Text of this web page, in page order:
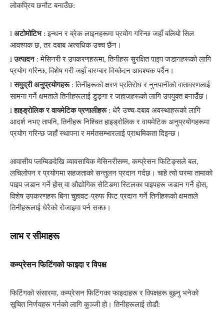
लोकप्रिय छनौट बनाउँछ:
l अटोमोटिभ : इन्धन र ब्रेक लाइनहरूमा प्रयोग गरिन्छ जहाँ बलियो सिल
आवश्यक छ, तर दबाब अत्यधिक उच्च छैन।
lउत्पादन : मेसिनरी र उपकरणहरूमा, तिनीहरू सुरक्षित पाइप जडानहरूको लागि
प्रयोग गरिन्छ, विशेष गरी जहाँ बारम्बार विच्छेदन आवश्यक पर्दैन।
lसमुद्री अनुप्रयोगहरू : तिनीहरूको क्षरण प्रतिरोध र नुनपानीको वातावरणलाई
सामना गर्ने क्षमताले तिनीहरूलाई डुङ्गा र जहाजहरूको लागि उपयुक्त बनाउँछ।
lहाइड्रोलिक र वायमेटिक प्रणालीहरू : धेरै उच्च-दबाव अवस्थाहरूको लागि
आदर्श नभए तापनि, तिनीहरू निश्चित हाइड्रोलिक र वायमेटिक अनुप्रयोगहरूमा
प्रयोग गरिन्छ जहाँ स्थापना र मर्मतसम्भारलाई प्राथमिकता दिइन्छ।
आवासीय प्लम्बिङदेखि व्यावसायिक मेसिनरीसम्म, कम्प्रेसन फिटिङ्सले बल,
लचिलोपन र प्रयोगमा सहजताको सन्तुलन प्रदान गर्दछ। चाहे त्यो घरमा तामाको
पाइप जडान गर्ने होस् वा औद्योगिक सेटिङमा स्टिलका पाइपहरू जडान गर्ने होस्,
विशेष उपकरणहरू बिना चुहावट-प्रुफ फिट प्रदान गर्ने तिनीहरूको क्षमताले
तिनीहरूलाई धेरैको रोजाइमा पर्न सक्छ।
लाभ र सीमाहरू
कम्प्रेसन फिटिंगको फाइदा र विपक्ष
फिटिंगको संसारमा, कम्प्रेसन फिटिंगका फाइदाहरू र विपक्षहरू बुझ्नु भनेको
सूचित निर्णयहरू गर्नको लागि कुञ्जी हो। तिनीहरूलाई तोडौं: